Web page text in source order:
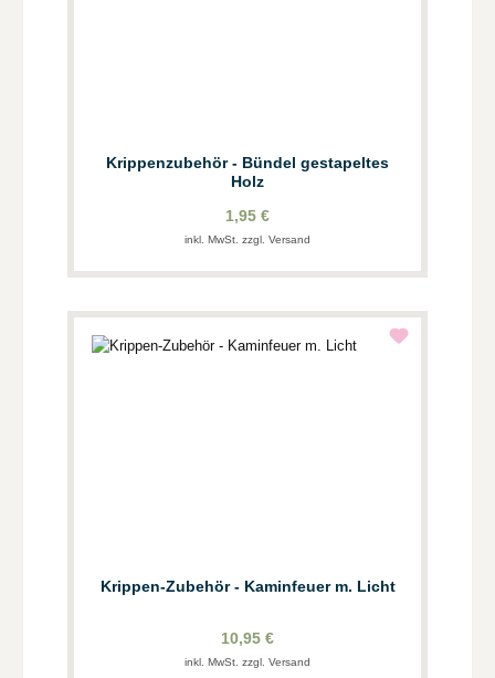
Krippenzubehör - Bündel gestapeltes
Holz
1,95 €
inkl. MwSt. zzgl. Versand
Krippen-Zubehör - Kaminfeuer m. Licht
10,95 €
inkl. MwSt. zzgl. Versand